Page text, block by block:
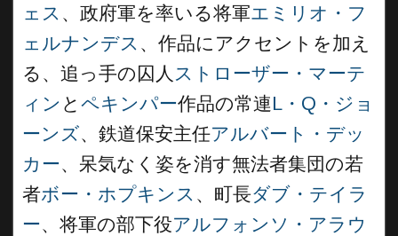
ェス 、政府軍を率いる将軍エミリオ・フ
ェルナンデス 、作品にアクセントを加え
る、追っ手の囚人 ストローザー・マーテ
ィン と ペキンパー作品の常連L・Q・ジョ
ーンズ、鉄道保安主任アルバート・デッ
カー、呆気なく姿を消す無法者集団の若
者ボー・ホプキンス 、町長ダブ・テイラ
ー、将軍の部下役アルフォンソ・アラウ